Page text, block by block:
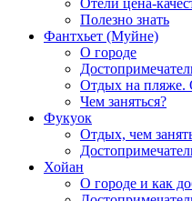
Отели цена-
Полезно знать
Фантхьет (Муйне)
О городе
Отдых на пляже.
Чем заняться?
Фукуок
Отдых, чем
Хойан
О городе и как